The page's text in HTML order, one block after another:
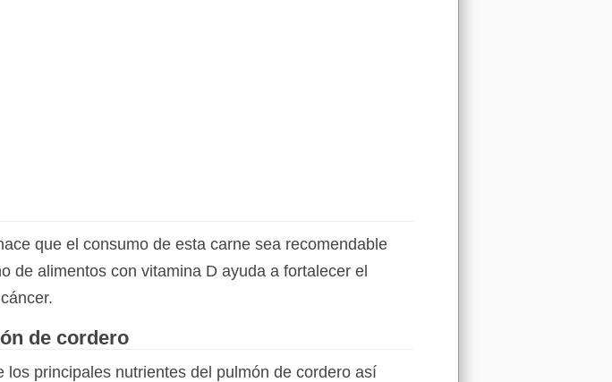
que el consumo de esta carne sea recomendable
de alimentos con vitamina D ayuda a fortalecer el
de cordero
principales nutrientes del pulmón de cordero así